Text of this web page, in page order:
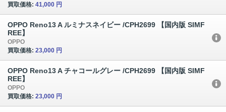
買取価格: 41,000 円
OPPO Reno13 A ルミナスネイビー /CPH2699 【国内版 SIMF
REE】
OPPO
買取価格: 23,000 円
OPPO Reno13 A チャコールグレー /CPH2699 【国内版 SIMF
REE】
OPPO
買取価格: 23,000 円